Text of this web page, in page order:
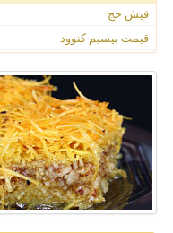
فیش حج
قیمت بیسیم کنوود